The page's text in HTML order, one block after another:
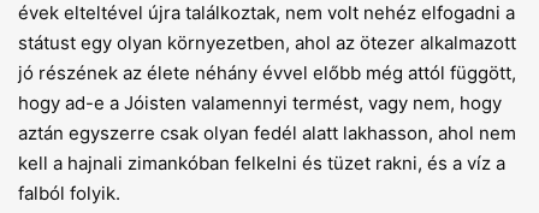
évek elteltével újra találkoztak, nem volt nehéz elfogadni a
státust egy olyan környezetben, ahol az ötezer alkalmazott
jó részének az élete néhány évvel előbb még attól függött,
hogy ad-e a Jóisten valamennyi termést, vagy nem, hogy
aztán egyszerre csak olyan fedél alatt lakhasson, ahol nem
kell a hajnali zimankóban felkelni és tüzet rakni, és a víz a
falból folyik.